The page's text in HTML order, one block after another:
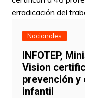
Nacionales
INFOTEP,
Vision
prevención
infantil